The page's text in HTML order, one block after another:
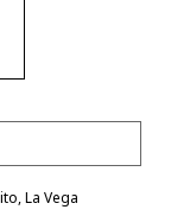
La Vega